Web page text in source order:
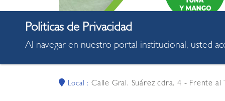
Local :Calle Gral. Suárez cdra. 4 - Frente al
Al navegar en nuestro portal institucional, usted